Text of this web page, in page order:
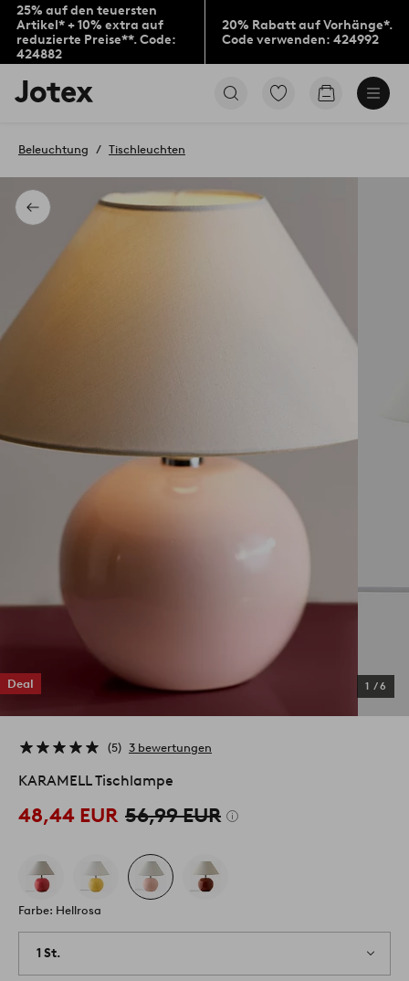
25% auf den teuersten
Artikel* + 10% extra auf
reduzierte Preise**. Code:
424882
20% Rabatt auf Vorhänge*.
Code verwenden: 424992
Jotex-
Logo
Startseite
Zu
Produkten
Zum
Zurück
Beleuchtung Tischleuchten
Deal 1 /6
5 3 bewertungen
KARAMELL Tischlampe
48,44 EUR 56,99 EUR
Farbe: Hellrosa
1 St.